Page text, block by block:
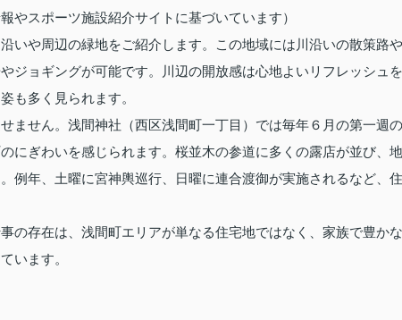
やスポーツ施設紹介サイトに基づいています）
いや周辺の緑地をご紹介します。この地域には川沿いの散策路や
ジョギングが可能です。川辺の開放感は心地よいリフレッシュを
も多く見られます。
ません。浅間神社（西区浅間町一丁目）では毎年６月の第一週の
にぎわいを感じられます。桜並木の参道に多くの露店が並び、地
例年、土曜に宮神輿巡行、日曜に連合渡御が実施されるなど、住
の存在は、浅間町エリアが単なる住宅地ではなく、家族で豊かな
います。